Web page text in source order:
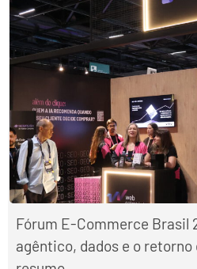
Fórum E-Commerce Brasil
agêntico, dados e o